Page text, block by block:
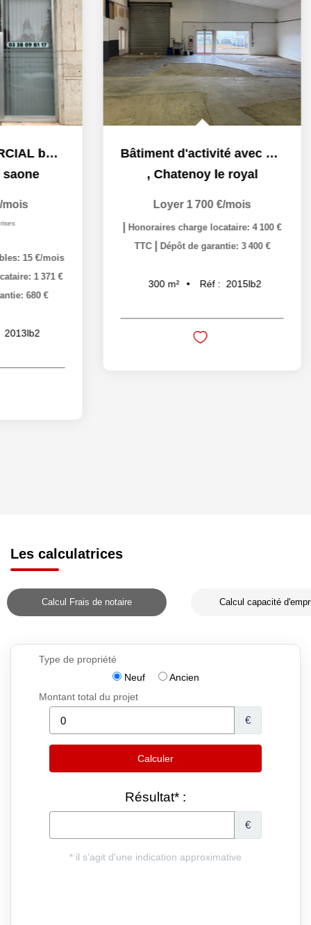
Bâtiment d'activité avec atelier et bureaux
Chatenoy le royal
Loyer 1 700 €/mois
Honoraires charge locataire: 4 100 €
Dépôt de garantie: 3 400 €
2015lb2
Les calculatrices
Calcul Frais de notaire Calcul capacité